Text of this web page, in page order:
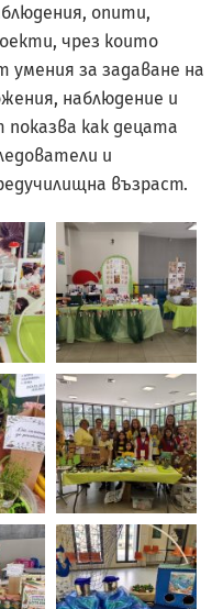
опити,
чрез които
за задаване на
наблюдение и
как децата
и
възраст.